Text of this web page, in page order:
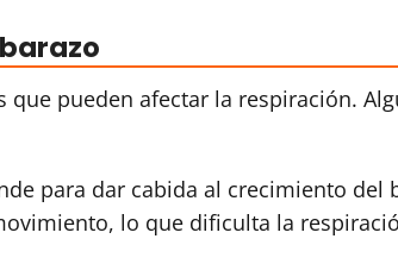
pueden afectar la respiración.
para dar cabida al crecimiento del
lo que dificulta la